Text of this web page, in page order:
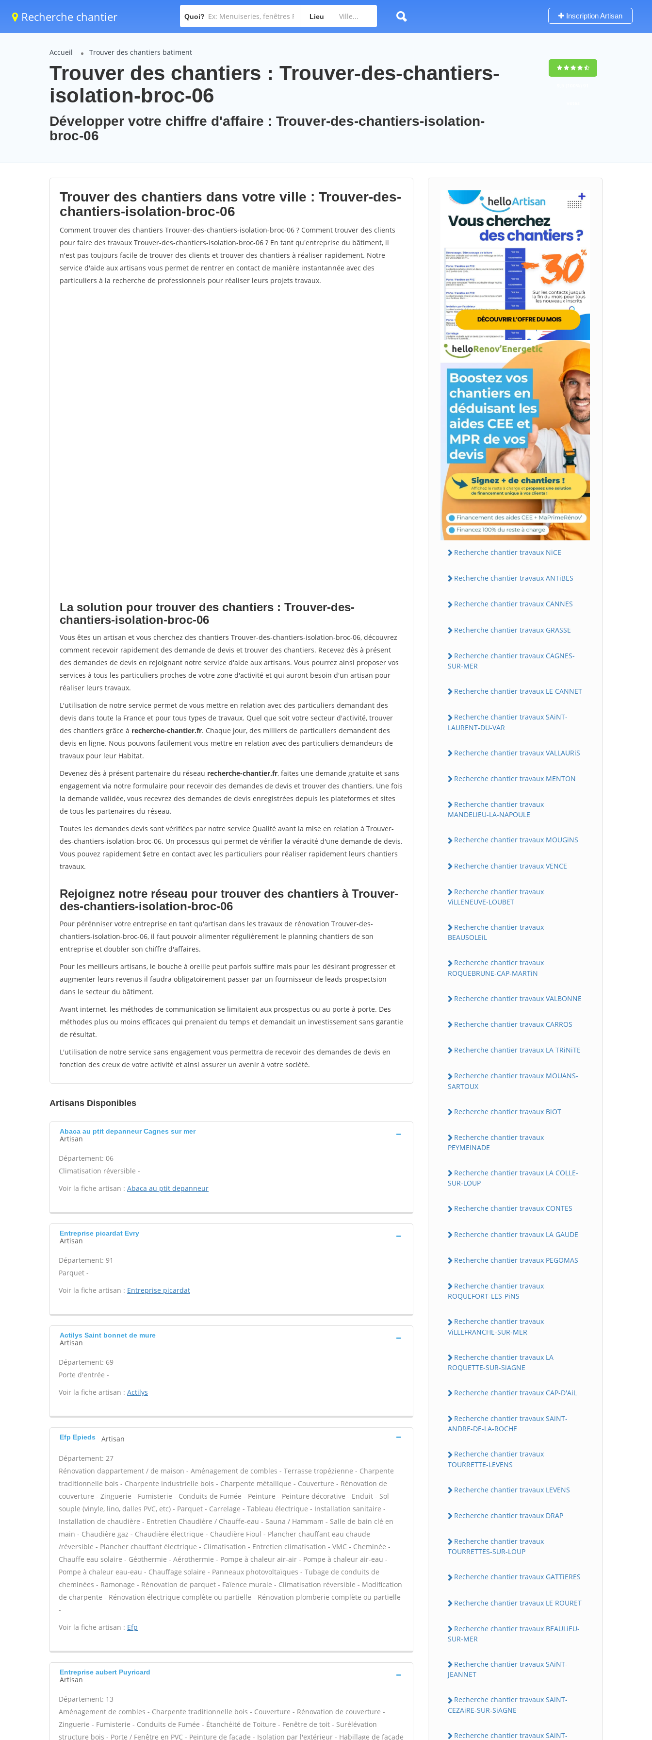
Recherche chantier Quoi? Lieu Inscription Artisan
Accueil Trouver des chantiers batiment
Trouver des chantiers : Trouver-des-chantiers-
isolation-broc-06
Développer votre chiffre d'affaire : Trouver-des-chantiers-isolation-
broc-06
Trouver des chantiers dans votre ville : Trouver-des-
chantiers-isolation-broc-06
Comment trouver des chantiers Trouver-des-chantiers-isolation-broc-06 ? Comment trouver des clients
pour faire des travaux Trouver-des-chantiers-isolation-broc-06 ? En tant qu'entreprise du bâtiment, il
n'est pas toujours facile de trouver des clients et trouver des chantiers à réaliser rapidement. Notre
service d'aide aux artisans vous permet de rentrer en contact de manière instantannée avec des
particuliers à la recherche de professionnels pour réaliser leurs projets travaux.
La solution pour trouver des chantiers : Trouver-des-
chantiers-isolation-broc-06
Vous êtes un artisan et vous cherchez des chantiers Trouver-des-chantiers-isolation-broc-06, découvrez
comment recevoir rapidement des demande de devis et trouver des chantiers. Recevez dès à présent
des demandes de devis en rejoignant notre service d'aide aux artisans. Vous pourrez ainsi proposer vos
services à tous les particuliers proches de votre zone d'activité et qui auront besoin d'un artisan pour
réaliser leurs travaux.
L'utilisation de notre service permet de vous mettre en relation avec des particuliers demandant des
devis dans toute la France et pour tous types de travaux. Quel que soit votre secteur d'activité, trouver
des chantiers grâce à recherche-chantier.fr. Chaque jour, des milliers de particuliers demandent des
devis en ligne. Nous pouvons facilement vous mettre en relation avec des particuliers demandeurs de
travaux pour leur Habitat.
Devenez dès à présent partenaire du réseau recherche-chantier.fr, faites une demande gratuite et sans
engagement via notre formulaire pour recevoir des demandes de devis et trouver des chantiers. Une fois
la demande validée, vous recevrez des demandes de devis enregistrées depuis les plateformes et sites
de tous les partenaires du réseau.
Toutes les demandes devis sont vérifiées par notre service Qualité avant la mise en relation à Trouver-
des-chantiers-isolation-broc-06. Un processus qui permet de vérifier la véracité d'une demande de devis.
Vous pouvez rapidement $etre en contact avec les particuliers pour réaliser rapidement leurs chantiers
travaux.
Rejoignez notre réseau pour trouver des chantiers à Trouver-
des-chantiers-isolation-broc-06
Pour pérénniser votre entreprise en tant qu'artisan dans les travaux de rénovation Trouver-des-
chantiers-isolation-broc-06, il faut pouvoir alimenter régulièrement le planning chantiers de son
entreprise et doubler son chiffre d'affaires.
Pour les meilleurs artisans, le bouche à oreille peut parfois suffire mais pour les désirant progresser et
augmenter leurs revenus il faudra obligatoirement passer par un fournisseur de leads prospectsion
dans le secteur du bâtiment.
Avant internet, les méthodes de communication se limitaient aux prospectus ou au porte à porte. Des
méthodes plus ou moins efficaces qui prenaient du temps et demandait un investissement sans garantie
de résultat.
L'utilisation de notre service sans engagement vous permettra de recevoir des demandes de devis en
fonction des creux de votre activité et ainsi assurer un avenir à votre société.
Artisans Disponibles
Abaca au ptit depanneur Cagnes sur mer
Artisan
Département: 06
Climatisation réversible -
Voir la fiche artisan : Abaca au ptit depanneur
Entreprise picardat Evry
Artisan
Département: 91
Parquet -
Voir la fiche artisan : Entreprise picardat
Actilys Saint bonnet de mure
Artisan
Département: 69
Porte d'entrée -
Voir la fiche artisan : Actilys
Efp Epieds Artisan
Département: 27
Rénovation dappartement / de maison - Aménagement de combles - Terrasse tropézienne - Charpente
traditionnelle bois - Charpente industrielle bois - Charpente métallique - Couverture - Rénovation de
couverture - Zinguerie - Fumisterie - Conduits de Fumée - Peinture - Peinture décorative - Enduit - Sol
souple (vinyle, lino, dalles PVC, etc) - Parquet - Carrelage - Tableau électrique - Installation sanitaire -
Installation de chaudière - Entretien Chaudière / Chauffe-eau - Sauna / Hammam - Salle de bain clé en
main - Chaudière gaz - Chaudière électrique - Chaudière Fioul - Plancher chauffant eau chaude
/réversible - Plancher chauffant électrique - Climatisation - Entretien climatisation - VMC - Cheminée -
Chauffe eau solaire - Géothermie - Aérothermie - Pompe à chaleur air-air - Pompe à chaleur air-eau -
Pompe à chaleur eau-eau - Chauffage solaire - Panneaux photovoltaïques - Tubage de conduits de
cheminées - Ramonage - Rénovation de parquet - Faïence murale - Climatisation réversible - Modification
de charpente - Rénovation électrique complète ou partielle - Rénovation plomberie complète ou partielle
-
Voir la fiche artisan : Efp
Entreprise aubert Puyricard
Artisan
Département: 13
Aménagement de combles - Charpente traditionnelle bois - Couverture - Rénovation de couverture -
Zinguerie - Fumisterie - Conduits de Fumée - Étanchéité de Toiture - Fenêtre de toit - Surélévation
structure bois - Porte / Fenêtre en PVC - Peinture de façade - Isolation par l'extérieur - Habillage de façade
Recherche chantier travaux NiCE
Recherche chantier travaux ANTiBES
Recherche chantier travaux CANNES
Recherche chantier travaux GRASSE
Recherche chantier travaux CAGNES-
SUR-MER
Recherche chantier travaux LE CANNET
Recherche chantier travaux SAiNT-
LAURENT-DU-VAR
Recherche chantier travaux VALLAURiS
Recherche chantier travaux MENTON
Recherche chantier travaux
MANDELiEU-LA-NAPOULE
Recherche chantier travaux MOUGiNS
Recherche chantier travaux VENCE
Recherche chantier travaux
ViLLENEUVE-LOUBET
Recherche chantier travaux
BEAUSOLEiL
Recherche chantier travaux
ROQUEBRUNE-CAP-MARTiN
Recherche chantier travaux VALBONNE
Recherche chantier travaux CARROS
Recherche chantier travaux LA TRiNiTE
Recherche chantier travaux MOUANS-
SARTOUX
Recherche chantier travaux BiOT
Recherche chantier travaux
PEYMEiNADE
Recherche chantier travaux LA COLLE-
SUR-LOUP
Recherche chantier travaux CONTES
Recherche chantier travaux LA GAUDE
Recherche chantier travaux PEGOMAS
Recherche chantier travaux
ROQUEFORT-LES-PiNS
Recherche chantier travaux
ViLLEFRANCHE-SUR-MER
Recherche chantier travaux LA
ROQUETTE-SUR-SiAGNE
Recherche chantier travaux CAP-D'AiL
Recherche chantier travaux SAiNT-
ANDRE-DE-LA-ROCHE
Recherche chantier travaux
TOURRETTE-LEVENS
Recherche chantier travaux LEVENS
Recherche chantier travaux DRAP
Recherche chantier travaux
TOURRETTES-SUR-LOUP
Recherche chantier travaux GATTiERES
Recherche chantier travaux LE ROURET
Recherche chantier travaux BEAULiEU-
SUR-MER
Recherche chantier travaux SAiNT-
JEANNET
Recherche chantier travaux SAiNT-
CEZAiRE-SUR-SiAGNE
Recherche chantier travaux SAiNT-